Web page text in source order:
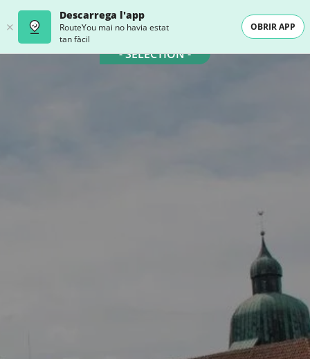
Descarrega l'app
RouteYou mai no havia estat
tan fàcil
OBRIR APP
- SELECTION -